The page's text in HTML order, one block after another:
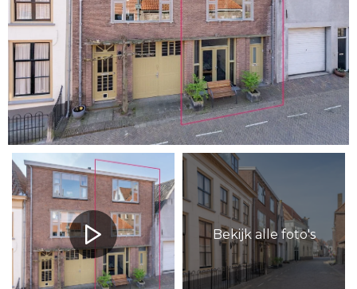
Bekijk alle foto's